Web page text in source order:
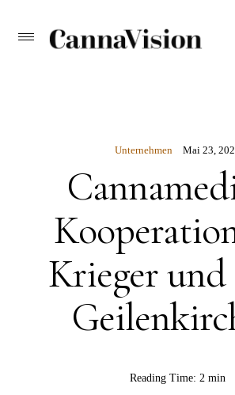
Skip Primary
Menu
Unternehmen Mai 23,
Krieger
Reading Time: 2 min